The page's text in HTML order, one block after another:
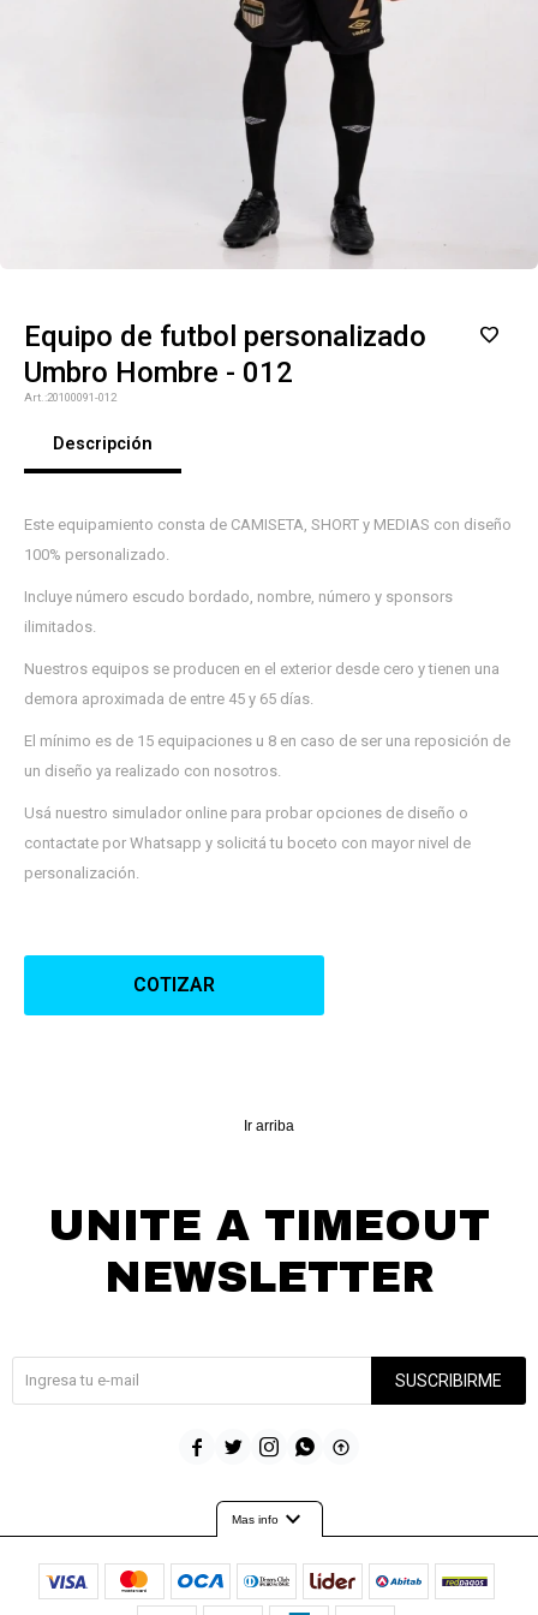
Equipo de futbol personalizado
Umbro Hombre - 012
20100091-012
Descripción
Este equipamiento consta de CAMISETA, SHORT y MEDIAS con diseño
100% personalizado.
Incluye número escudo bordado, nombre, número y sponsors
ilimitados.
Nuestros equipos se producen en el exterior desde cero y tienen una
demora aproximada de entre 45 y 65 días.
El mínimo es de 15 equipaciones u 8 en caso de ser una reposición de
un diseño ya realizado con nosotros.
Usá nuestro simulador online para probar opciones de diseño o
contactate por Whatsapp y solicitá tu boceto con mayor nivel de
personalización.
COTIZAR
Ir arriba
UNITE A TIMEOUT
NEWSLETTER
SUSCRIBIRME
    
Mas infoexpand_more
Comprá ahora y Pagá
Después, hasta en 12
cuotas y sin tocar tu
tarjeta de crédito
¡Sumate a la forma más ágil de
Comprá en 3 cuotas sin recargo o hasta en
12 cuotas * ¡Solo con tu cédula!
con Pago Después:
Cédula de identidad
Celular
Estás calificado para comprar usando Pago
Después.
¡Tenés hasta
Elegí tus productos preferidos
Elegís Pago Después como metodo de pago
* sujeto a aprobación crediticia. El monto disponible
Parece que no tenes oferta, lamentamos el
inconveniente, por cualquier duda contactanos
en preguntas@pagodespues.com.uy
¡Algo salió mal!
Por favor intenta nuevamente mas tarde.